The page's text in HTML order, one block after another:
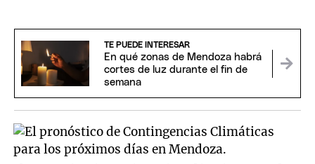
TE PUEDE INTERESAR
En qué zonas de Mendoza habrá
cortes de luz durante el fin de
semana